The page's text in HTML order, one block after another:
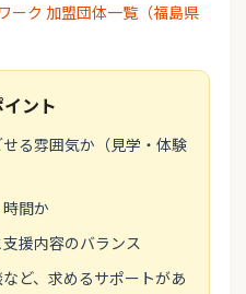
ーク 加盟団体一覧（福島県
ント
る雰囲気か（見学・体験
間か
援内容のバランス
ど、求めるサポートがあ